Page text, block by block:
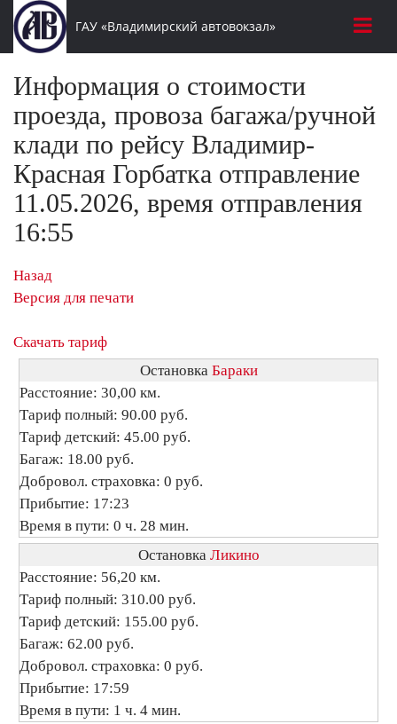
ГАУ «Владимирский автовокзал»
Информация о стоимости
проезда, провоза багажа/ручной
клади по рейсу Владимир-
Красная Горбатка отправление
11.05.2026, время отправления
16:55
Назад
Версия для печати
Скачать тариф
Остановка Бараки
Расстояние: 30,00 км.
Тариф полный: 90.00 руб.
Тариф детский: 45.00 руб.
Багаж: 18.00 руб.
Добровол. страховка: 0 руб.
Прибытие: 17:23
Время в пути: 0 ч. 28 мин.
Остановка Ликино
Расстояние: 56,20 км.
Тариф полный: 310.00 руб.
Тариф детский: 155.00 руб.
Багаж: 62.00 руб.
Добровол. страховка: 0 руб.
Прибытие: 17:59
Время в пути: 1 ч. 4 мин.